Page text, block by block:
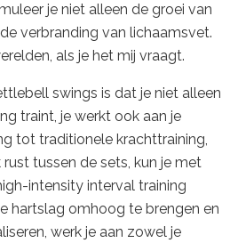
je niet alleen de groei van
verbranding van lichaamsvet.
als je het mij vraagt.
swings is dat je niet alleen
traint, je werkt ook aan je
tot traditionele krachttraining,
tussen de sets, kun je met
intensity interval training
hartslag omhoog te brengen en
werk je aan zowel je